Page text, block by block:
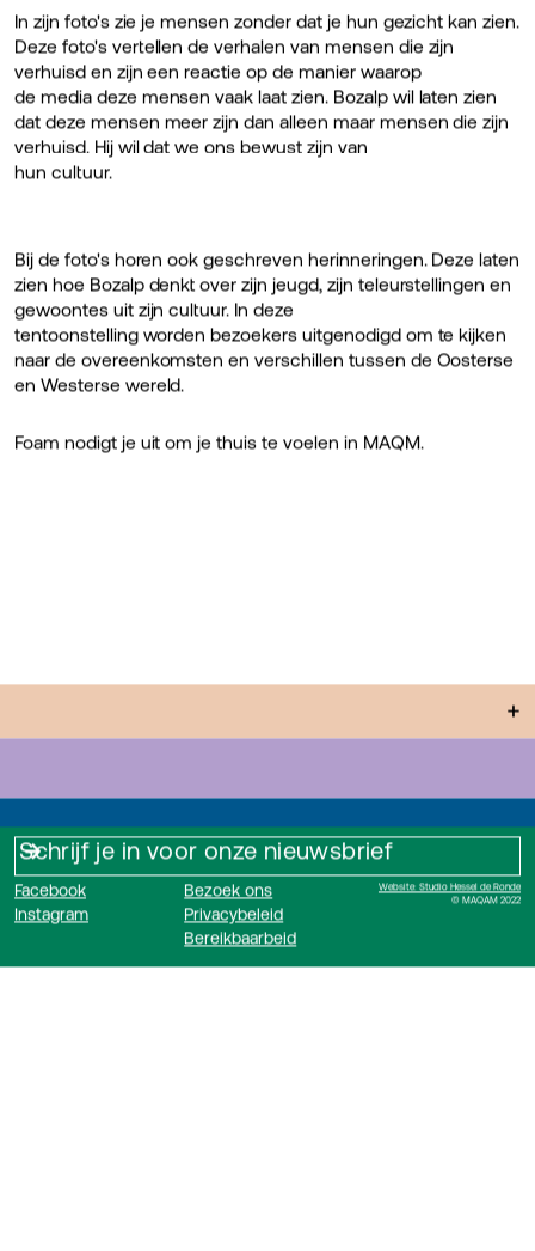
In zijn foto's zie je mensen zonder dat je hun gezicht kan zien.
Deze foto's vertellen de verhalen van mensen die zijn
verhuisd en zijn een reactie op de manier waarop
de media deze mensen vaak laat zien. Bozalp wil laten zien
dat deze mensen meer zijn dan alleen maar mensen die zijn
verhuisd. Hij wil dat we ons bewust zijn van
hun cultuur.
Bij de foto's horen ook geschreven herinneringen. Deze laten
zien hoe Bozalp denkt over zijn jeugd, zijn teleurstellingen en
gewoontes uit zijn cultuur. In deze
tentoonstelling worden bezoekers uitgenodigd om te kijken
naar de overeenkomsten en verschillen tussen de Oosterse
en Westerse wereld.
Foam nodigt je uit om je thuis te voelen in MAQM.
+
Bereikbaarbeid
Privacybeleid
Bezoek ons
Facebook
Instagram
Website: Studio Hessel de Ronde
© MAQAM 2022